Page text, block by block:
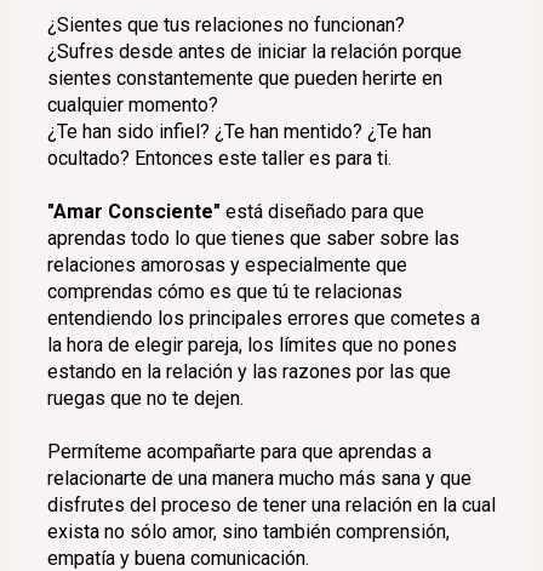
¿Sientes que tus relaciones no funcionan?
¿Sufres desde antes de iniciar la relación porque
sientes constantemente que pueden herirte en
cualquier momento?
¿Te han sido infiel? ¿Te han mentido? ¿Te han
ocultado? Entonces este taller es para ti.
"Amar Consciente" está diseñado para que
aprendas todo lo que tienes que saber sobre las
relaciones amorosas y especialmente que
comprendas cómo es que tú te relacionas
entendiendo los principales errores que cometes a
la hora de elegir pareja, los límites que no pones
estando en la relación y las razones por las que
ruegas que no te dejen.
Permíteme acompañarte para que aprendas a
relacionarte de una manera mucho más sana y que
disfrutes del proceso de tener una relación en la cual
exista no sólo amor, sino también comprensión,
empatía y buena comunicación.